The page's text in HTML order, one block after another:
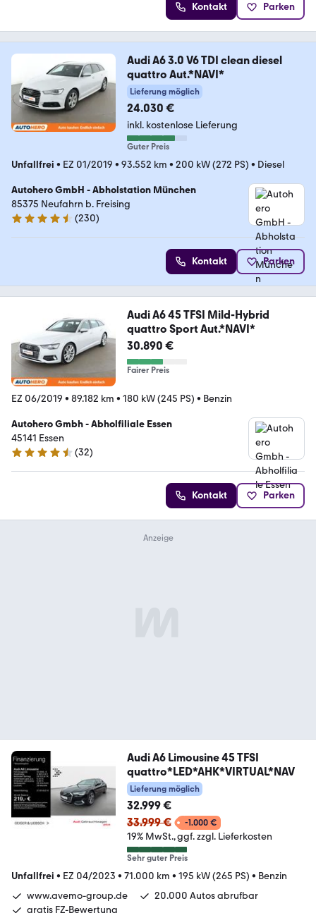
Kontakt Parken
Audi A6 3.0 V6 TDI clean diesel
quattro Aut.*NAVI*
Lieferung möglich
24.030 €
inkl. kostenlose Lieferung
Guter Preis
Unfallfrei • EZ 01/2019 • 93.552 km • 200 kW (272 PS) • Diesel
Autohero GmbH - Abholstation München
85375 Neufahrn b. Freising
4.4 Sterne
(230)
Kontakt Parken
Audi A6 45 TFSI Mild-Hybrid
quattro Sport Aut.*NAVI*
30.890 €
Fairer Preis
EZ 06/2019 • 89.182 km • 180 kW (245 PS) • Benzin
Autohero Gmbh - Abholfiliale Essen
45141 Essen
4.7 Sterne
(32)
Kontakt Parken
Audi A6 Limousine 45 TFSI
quattro*LED*AHK*VIRTUAL*NAV
Lieferung möglich
32.999 €
33.999 €
-1.000 €
19% MwSt. ggf. zzgl. Lieferkosten
Sehr guter Preis
Unfallfrei • EZ 04/2023 • 71.000 km • 195 kW (265 PS) • Benzin
www.avemo-group.de
20.000 Autos abrufbar
gratis FZ-Bewertung